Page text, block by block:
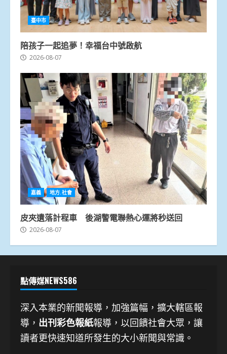
臺中市
陪孩子一起追夢！幸福台中號啟航
2026-08-07
嘉義 地方.社會
皮夾遺落計程車 後湖警電聯熱心運將秒送回
2026-08-07
點傳媒NEWS586
深入本業的新聞報導，加強篇幅，擴大轄區報
導， 出刊彩色報紙報導，以回饋社會大眾，讓
讀者更快速知道所發生的大小新聞與常識。